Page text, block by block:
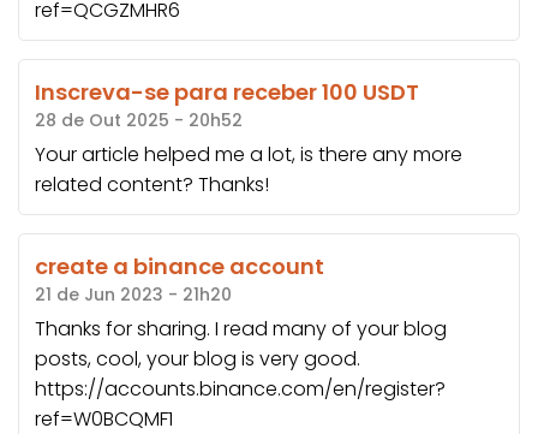
ref=QCGZMHR6
Inscreva-se para receber 100 USDT
28 de Out 2025 - 20h52
Your article helped me a lot, is there any more
related content? Thanks!
create a binance account
21 de Jun 2023 - 21h20
Thanks for sharing. I read many of your blog
posts, cool, your blog is very good.
https://accounts.binance.com/en/register?
ref=W0BCQMF1